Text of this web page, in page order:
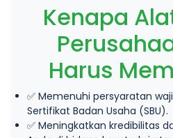
Kenapa
Harus
✅ Memenuhi persyaratan
Sertifikat Badan Usaha (SBU).
✅ Meningkatkan kredibilitas